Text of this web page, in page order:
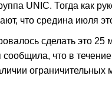
UNIC. Тогда как
что средина июля
сделать это 25
что в
ограничительных